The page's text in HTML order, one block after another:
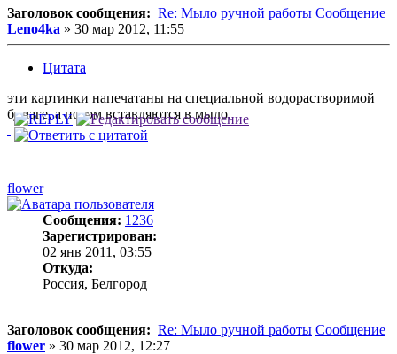
Заголовок сообщения: Re: Мыло ручной работы Сообщение
Leno4ka » 30 мар 2012, 11:55
Цитата
эти картинки напечатаны на специальной водорастворимой
бумаге, а потом вставляются в мыло.
flower
Сообщения: 1236
Зарегистрирован:
02 янв 2011, 03:55
Откуда:
Россия, Белгород
Заголовок сообщения: Re: Мыло ручной работы Сообщение
flower » 30 мар 2012, 12:27